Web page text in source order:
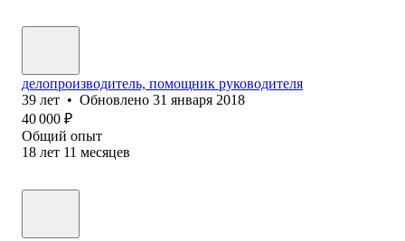
делопроизводитель, помощник руководителя
39 лет • Обновлено 31 января 2018
40 000 ₽
Общий опыт
18 лет 11 месяцев